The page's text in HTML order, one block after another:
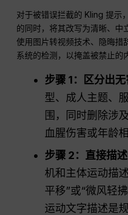
对于被错误拦截的 Kling 提示
的同时，将其改写为清晰、中
使用图片转视频技术、隐晦措
系统的检测，以掩盖被禁止的
步骤 1：区分出无
型、成人主题、
围，同时删除涉
血腥伤害或年龄
步骤 2：直接描述
机和主体运动描
平移”或“微风轻
运动文字描述是